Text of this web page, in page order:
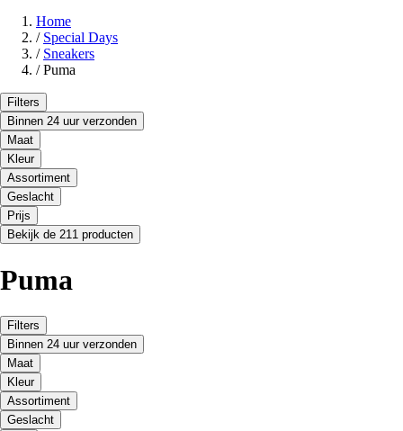
Home
/ Special Days
/ Sneakers
/ Puma
Filters
Binnen 24 uur verzonden
Maat
Kleur
Assortiment
Geslacht
Prijs
Bekijk de 211 producten
Puma
Filters
Binnen 24 uur verzonden
Maat
Kleur
Assortiment
Geslacht